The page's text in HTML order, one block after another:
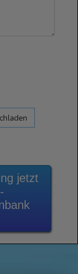
jetzt